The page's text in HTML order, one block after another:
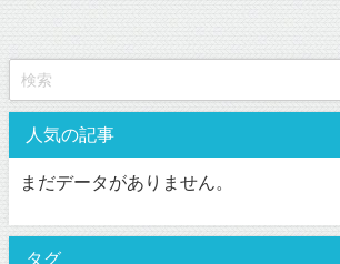
人気の記事
まだデータがありません。
タグ